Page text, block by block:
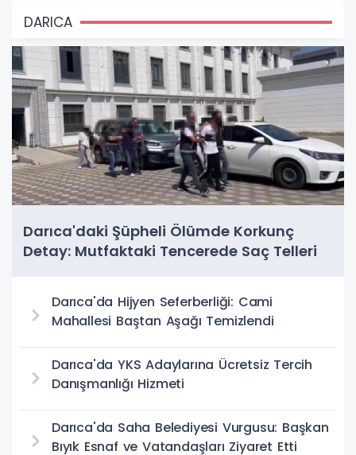
DARICA
Darıca'daki Şüpheli Ölümde Korkunç
Detay: Mutfaktaki Tencerede Saç Telleri
Darıca'da Hijyen Seferberliği: Cami
Mahallesi Baştan Aşağı Temizlendi
Darıca'da YKS Adaylarına Ücretsiz Tercih
Danışmanlığı Hizmeti
Darıca'da Saha Belediyesi Vurgusu: Başkan
Bıyık Esnaf ve Vatandaşları Ziyaret Etti